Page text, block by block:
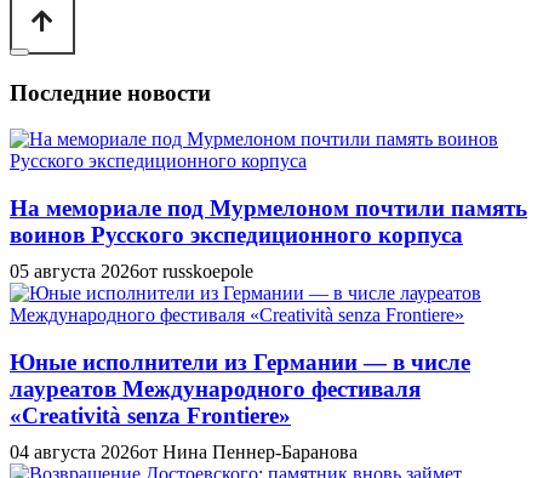
Последние новости
На мемориале под Мурмелоном почтили память
воинов Русского экспедиционного корпуса
05 августа 2026от russkoepole
Юные исполнители из Германии — в числе
лауреатов Международного фестиваля
«Creatività senza Frontiere»
04 августа 2026от Нина Пеннер-Баранова